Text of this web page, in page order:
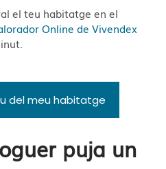
el teu habitatge en el
Online de Vivendex
del meu habitatge
puja un